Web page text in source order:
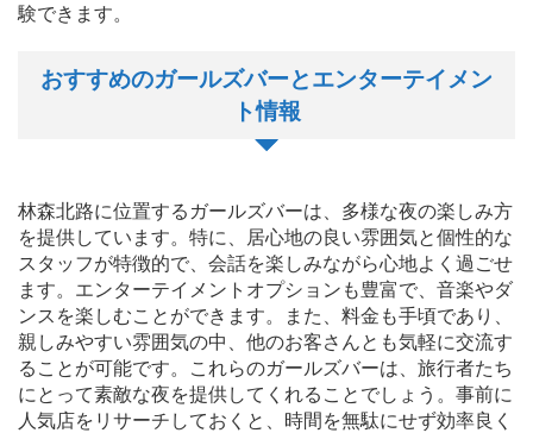
験できます。
おすすめのガールズバーとエンターテイメン
ト情報
林森北路に位置するガールズバーは、多様な夜の楽しみ方
を提供しています。特に、居心地の良い雰囲気と個性的な
スタッフが特徴的で、会話を楽しみながら心地よく過ごせ
ます。エンターテイメントオプションも豊富で、音楽やダ
ンスを楽しむことができます。また、料金も手頃であり、
親しみやすい雰囲気の中、他のお客さんとも気軽に交流す
ることが可能です。これらのガールズバーは、旅行者たち
にとって素敵な夜を提供してくれることでしょう。事前に
人気店をリサーチしておくと、時間を無駄にせず効率良く